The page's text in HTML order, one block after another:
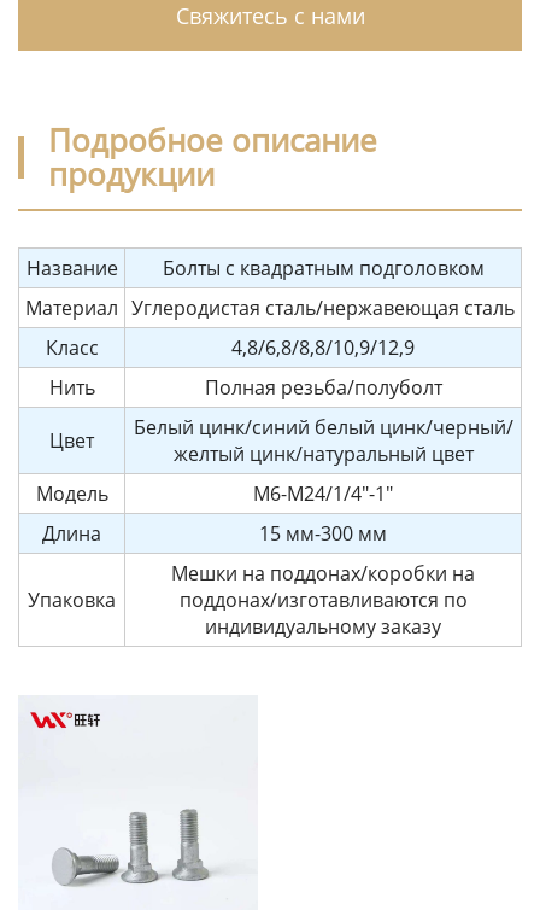
Свяжитесь с нами
Подробное описание
продукции
Название
Болты с квадратным подголовком
Материал Углеродистая сталь/нержавеющая сталь
Класс
4,8/6,8/8,8/10,9/12,9
Нить
Полная резьба/полуболт
Цвет
Белый цинк/синий белый цинк/черный/
желтый цинк/натуральный цвет
Модель
M6-M24/1/4"-1"
Длина
15 мм-300 мм
Упаковка
Мешки на поддонах/коробки на
поддонах/изготавливаются по
индивидуальному заказу